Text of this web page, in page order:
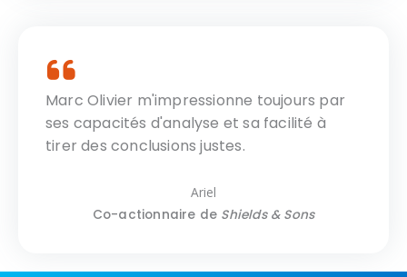
Marc Olivier m'impressionne toujours par
ses capacités d'analyse et sa facilité à
tirer des conclusions justes.
Ariel
Co-actionnaire de Shields & Sons